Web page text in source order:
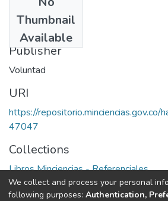
Thumbnail
Available
1981
Publisher
Voluntad
URI
https://
47047
Collections
Libros Minciencias - Referenciales
Full item page
We collect and process your personal
following purposes: Authentication,